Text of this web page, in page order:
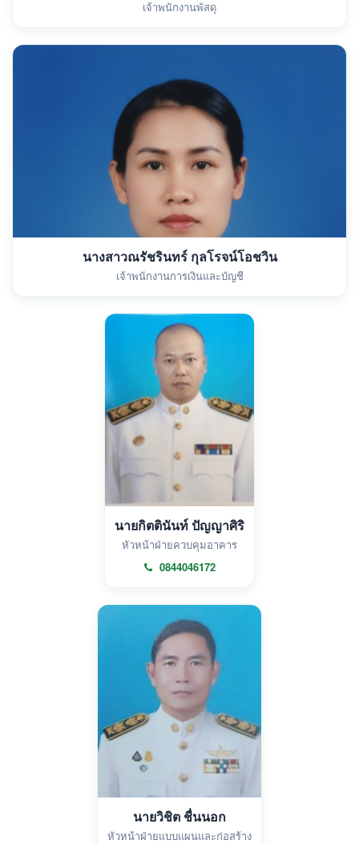
เจ้าพนักงานพัสดุ
นางสาวณรัชรินทร์ กุลโรจน์โอชวิน
เจ้าพนักงานการเงินและบัญชี
นายกิตตินันท์ ปัญญาศิริ
หัวหน้าฝ่ายควบคุมอาคาร
0844046172
นายวิชิต ชื่นนอก
หัวหน้าฝ่ายแบบแผนและก่อสร้าง